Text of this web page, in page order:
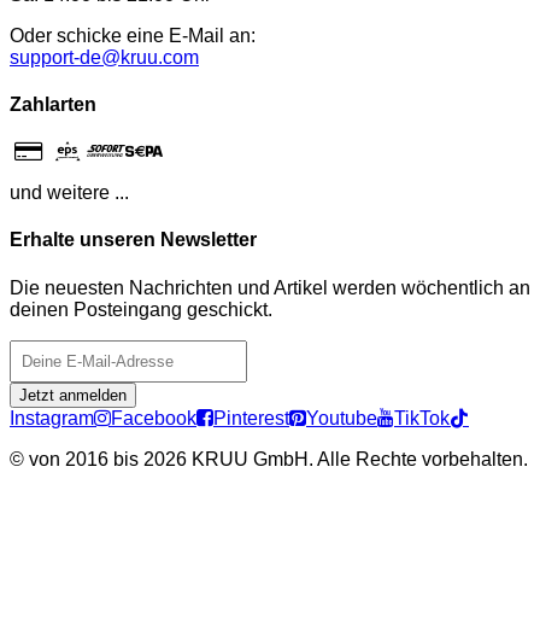
Oder schicke eine E-Mail an:
support-de@kruu.com
Zahlarten
und weitere ...
Erhalte unseren Newsletter
Die neuesten Nachrichten und Artikel werden wöchentlich an
deinen Posteingang geschickt.
Jetzt anmelden
Instagram Facebook Pinterest Youtube
TikTok
© von 2016 bis 2026 KRUU GmbH. Alle Rechte vorbehalten.